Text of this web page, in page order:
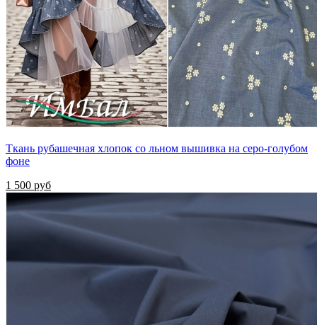
Ткань рубашечная хлопок со льном вышивка на серо-голубом
фоне
1 500 руб